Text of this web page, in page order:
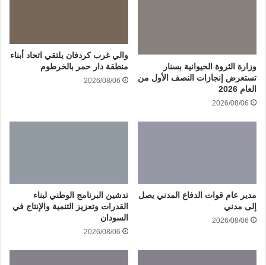
وزارة الثروة الحيوانية بسنار
تستعرض إنجازات النصف الأول من
العام 2026
2026/08/06
والي غرب كردفان يلتقي اتحاد أبناء
منطقة دار حمر بالخرطوم
2026/08/06
مدير عام قوات الدفاع المدني يصل
إلى مدني
2026/08/06
تدشين البرنامج الوطني لبناء
القدرات وتعزيز التنمية والإنتاج في
السودان
2026/08/06